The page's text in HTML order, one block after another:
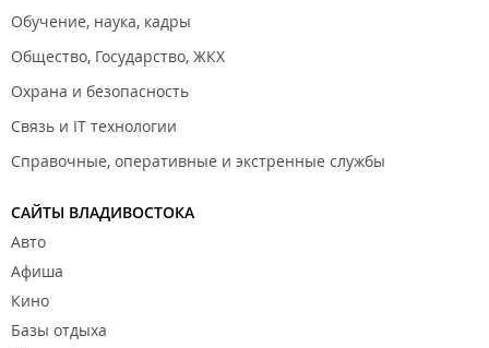
Обучение, наука, кадры
Общество, Государство, ЖКХ
Охрана и безопасность
Связь и IT технологии
Справочные, оперативные и экстренные службы
САЙТЫ ВЛАДИВОСТОКА
Авто
Афиша
Кино
Базы отдыха